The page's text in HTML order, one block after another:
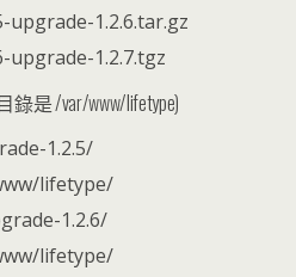
upgrade-1.2.6.tar.gz
upgrade-1.2.7.tgz
是 /var/www/lifetype)
1.2.5/
lifetype/
1.2.6/
lifetype/